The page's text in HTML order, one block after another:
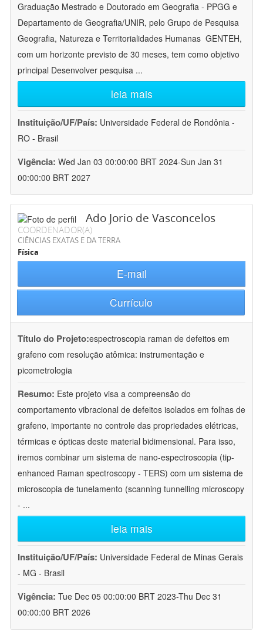
Graduação Mestrado e Doutorado em Geografia - PPGG e
Departamento de Geografia/UNIR, pelo Grupo de Pesquisa
Geografia, Natureza e Territorialidades Humanas  GENTEH,
com um horizonte previsto de 30 meses, tem como objetivo
principal Desenvolver pesquisa ...
leia mais
Instituição/UF/País: Universidade Federal de Rondônia -
RO - Brasil
Vigência: Wed Jan 03 00:00:00 BRT 2024-Sun Jan 31
00:00:00 BRT 2027
Ado Jorio de Vasconcelos
COORDENADOR(A)
CIÊNCIAS EXATAS E DA TERRA
Física
E-mail
Currículo
Título do Projeto:espectroscopia raman de defeitos em
grafeno com resolução atômica: instrumentação e
picometrologia
Resumo: Este projeto visa a compreensão do
comportamento vibracional de defeitos isolados em folhas de
grafeno, importante no controle das propriedades elétricas,
térmicas e ópticas deste material bidimensional. Para isso,
iremos combinar um sistema de nano-espectroscopia (tip-
enhanced Raman spectroscopy - TERS) com um sistema de
microscopia de tunelamento (scanning tunnelling microscopy
- ...
leia mais
Instituição/UF/País: Universidade Federal de Minas Gerais
- MG - Brasil
Vigência: Tue Dec 05 00:00:00 BRT 2023-Thu Dec 31
00:00:00 BRT 2026